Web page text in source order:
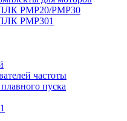
PMP20/PMP30
PMP301
частоты
пуска